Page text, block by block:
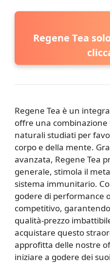
Regene Tea
Regene Tea è un
offre una
naturali studiati per
corpo e della mente.
avanzata, Regene Tea
generale, stimola il
sistema immunitario.
godere di performance
competitivo,
qualità-prezzo
acquistare questo
approfitta delle nostre
iniziare a godere dei